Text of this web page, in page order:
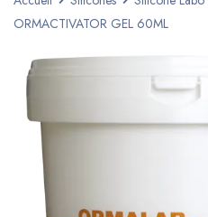
ORMACTIVATOR GEL 60ML